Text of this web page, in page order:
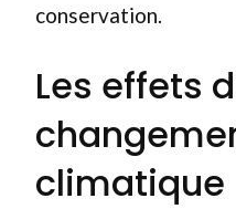
conservation.
Les effets
climatique